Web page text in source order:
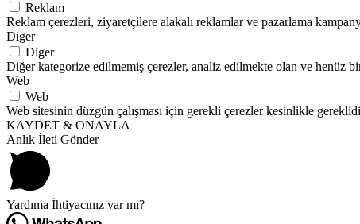
Reklam
Reklam çerezleri, ziyaretçilere alakalı reklamlar ve pazarlama
Diger
Diger
Diğer kategorize edilmemiş çerezler, analiz edilmekte olan ve henüz bir
Web
Web
Web sitesinin düzgün çalışması için gerekli çerezler kesinlikle
KAYDET & ONAYLA
Anlık İleti Gönder
Yardıma İhtiyacınız var mı?